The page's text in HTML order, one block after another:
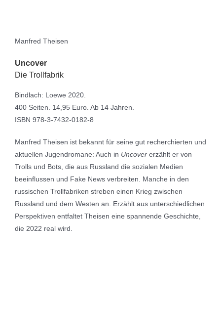
Manfred Theisen
Uncover
Die Trollfabrik
Bindlach: Loewe 2020.
400 Seiten. 14,95 Euro. Ab 14 Jahren.
ISBN 978-3-7432-0182-8
Manfred Theisen ist bekannt für seine gut recherchierten und
aktuellen Jugendromane: Auch in Uncover erzählt er von
Trolls und Bots, die aus Russland die sozialen Medien
beeinflussen und Fake News verbreiten. Manche in den
russischen Trollfabriken streben einen Krieg zwischen
Russland und dem Westen an. Erzählt aus unterschiedlichen
Perspektiven entfaltet Theisen eine spannende Geschichte,
die 2022 real wird.